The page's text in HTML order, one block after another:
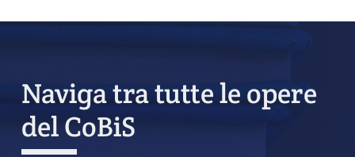
Naviga tra tutte le opere
del CoBiS